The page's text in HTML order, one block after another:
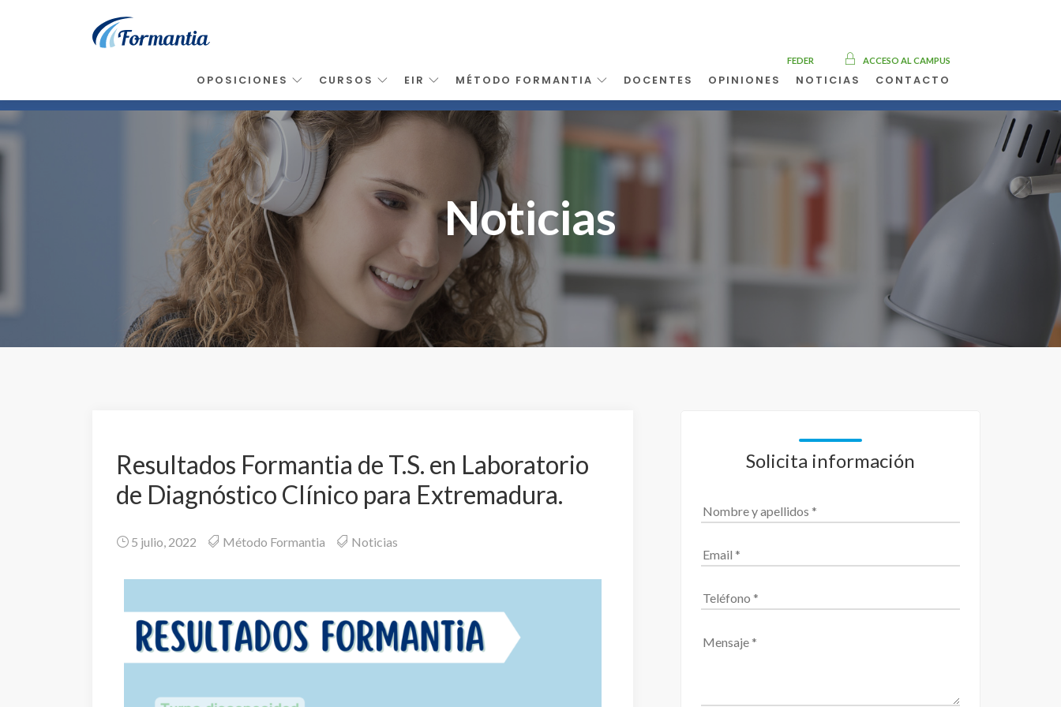
Noticias
Resultados Formantia de T.S. en Laboratorio
de Diagnóstico Clínico para Extremadura.
5 julio, 2022 Método Formantia Noticias
Solicita información
FEDER ACCESO AL CAMPUS
OPOSICIONES CURSOS EIR MÉTODO FORMANTIA DOCENTES OPINIONES NOTICIAS CONTACTO